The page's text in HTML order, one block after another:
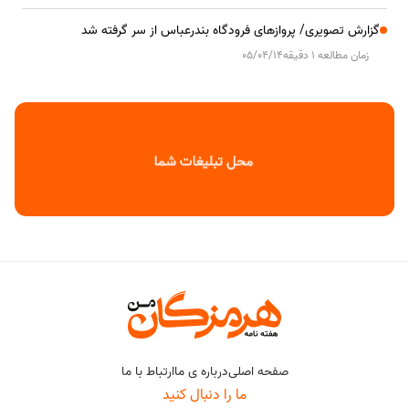
گزارش تصویری/ پروازهای فرودگاه بندرعباس از سر گرفته شد
زمان مطالعه 1 دقیقه 05/04/14
صفحه اصلیدرباره ی ماارتباط با ما
ما را دنبال کنید